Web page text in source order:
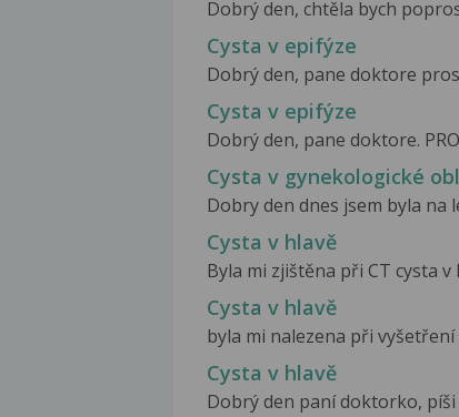
Dobrý den, chtěla bych
Cysta v epifýze
Dobrý den, pane doktore
Cysta v epifýze
Dobrý den, pane doktore.
Cysta v gynekologické
Dobry den dnes jsem byla na
Cysta v hlavě
Byla mi zjištěna při CT cysta v
Cysta v hlavě
byla mi nalezena při vyšetření
Cysta v hlavě
Dobrý den paní doktorko, píši